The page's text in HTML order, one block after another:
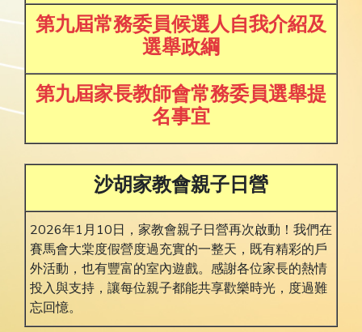
第九屆常務委員候選人自我介紹及
選舉政綱
第九屆家長教師會常務委員選舉提
名事宜
沙胡家教會親子日營
2026年1月10日，家教會親子日營再次啟動！我們在
賽馬會大棠度假營度過充實的一整天，既有精彩的戶
外活動，也有豐富的室內遊戲。感謝各位家長的熱情
投入與支持，讓每位親子都能共享歡樂時光，度過難
忘回憶。